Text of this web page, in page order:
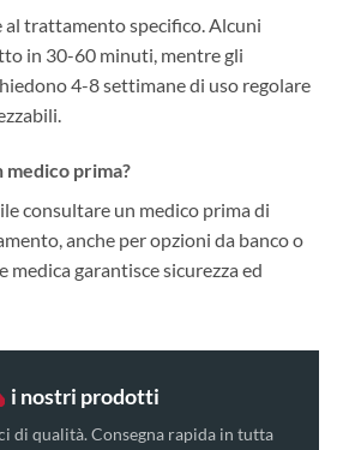
al trattamento specifico. Alcuni
in 30-60 minuti, mentre gli
4-8 settimane di uso regolare
medico prima?
consultare un medico prima di
anche per opzioni da banco o
medica garantisce sicurezza ed
i nostri prodotti
di qualità. Consegna rapida in tutta